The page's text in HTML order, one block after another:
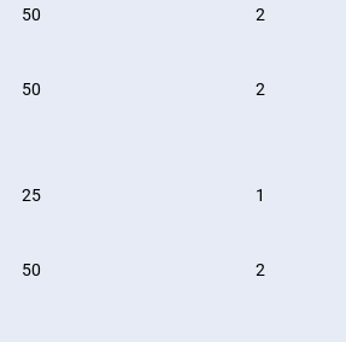
50 2
50 2
25 1
50 2